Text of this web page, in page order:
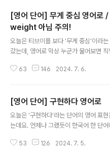
[영어 단어] 무게 중심 영어
weight 아님 주의!
오늘은 티브이를 보다 '무게 중심'이라
갔는데, 영어로 막상 누군가 물어보면 직
같다는 생각이 들어 무게 중심 영어로, 어
r of weight? 정도로 생각하실 분들이
니다. 하지만 '무게'는 영어로 weight
of weight'라는 표현은 사용되지 않습니
r of mass', 두 번째는 'center of
63 146 2024. 7. 6.
[영어 단어] 구현하다 영어로
오늘은 '구현하다'라는 단어의 영어 표
는데요. 언제나 그랬듯이 한국어 한 단어
사전에 '구현하다'를 검색해 보면 아래
53 126 2024. 7. 5.